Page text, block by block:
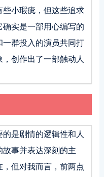
小瑕疵，但这些追求
实是一部用心编写的
群投入的演员共同打
创作出了一部触动人
是剧情的逻辑性和人
事并表达深刻的主
但对我而言，前两点